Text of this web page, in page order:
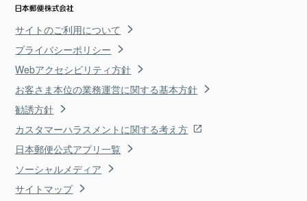
サイトのご利用について
プライバシーポリシー
Webアクセシビリティ方針
お客さま本位の業務運営に関する基本方針
勧誘方針
カスタマーハラスメントに関する考え方
日本郵便公式アプリ一覧
ソーシャルメディア
サイトマップ